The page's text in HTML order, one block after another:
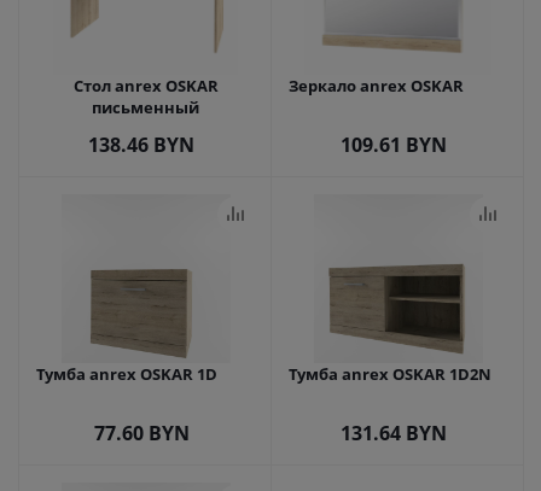
Стол anrex OSKAR
письменный
138.46 BYN
Зеркало anrex OSKAR
109.61 BYN
Тумба anrex OSKAR 1D
77.60BYN
Тумба anrex OSKAR 1D2N
131.64 BYN